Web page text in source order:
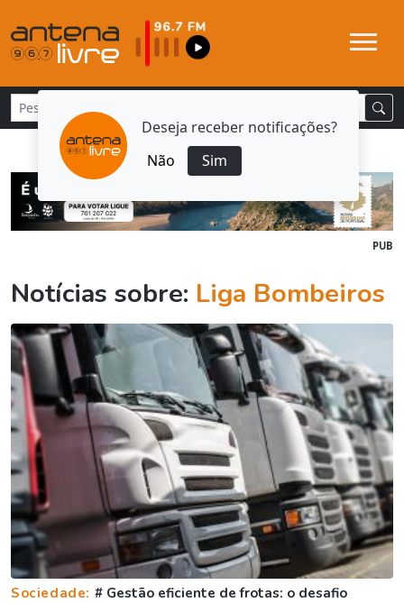
Deseja receber notificações?
Não
Sim
PUB
Notícias sobre: Liga Bombeiros
Sociedade: # Gestão eficiente de frotas: o desafio